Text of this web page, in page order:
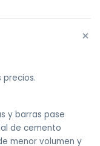
+
precios.
y barras pase
de cemento
menor volumen y